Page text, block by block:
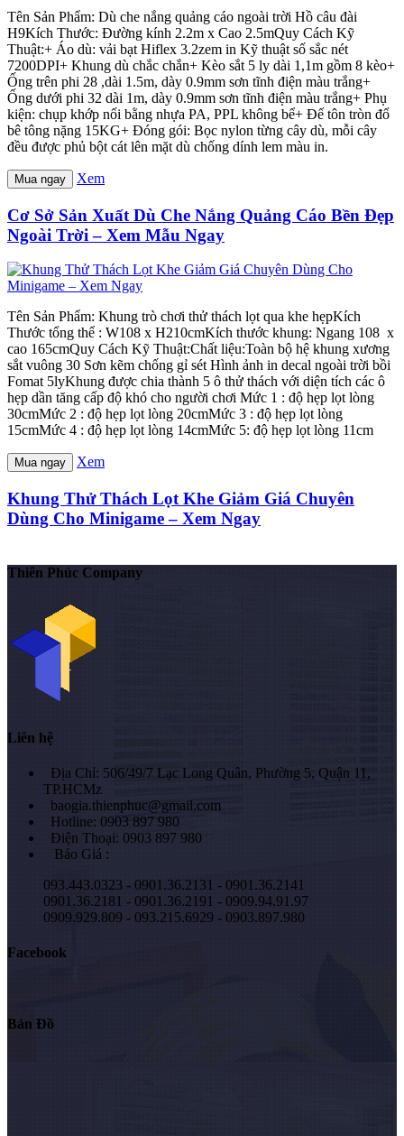
Tên Sản Phẩm: Dù che nắng quảng cáo ngoài trời Hồ câu đài
H9Kích Thước: Đường kính 2.2m x Cao 2.5mQuy Cách Kỹ
Thuật:+ Áo dù: vải bạt Hiflex 3.2zem in Kỹ thuật số sắc nét
7200DPI+ Khung dù chắc chắn+ Kèo sắt 5 ly dài 1,1m gồm 8 kèo+
Ống trên phi 28 ,dài 1.5m, dày 0.9mm sơn tĩnh điện màu trắng+
Ống dưới phi 32 dài 1m, dày 0.9mm sơn tĩnh điện màu trắng+ Phụ
kiện: chụp khớp nối bằng nhựa PA, PPL không bể+ Đế tôn tròn đổ
bê tông nặng 15KG+ Đóng gói: Bọc nylon từng cây dù, mỗi cây
đều được phủ bột cát lên mặt dù chống dính lem màu in.
Mua ngay Xem
Cơ Sở Sản Xuất Dù Che Nắng Quảng Cáo Bền Đẹp
Ngoài Trời – Xem Mẫu Ngay
Tên Sản Phẩm: Khung trò chơi thử thách lọt qua khe hẹpKích
Thước tổng thể : W108 x H210cmKích thước khung: Ngang 108 x
cao 165cmQuy Cách Kỹ Thuật:Chất liệu:Toàn bộ hệ khung xương
sắt vuông 30 Sơn kẽm chống gỉ sét Hình ảnh in decal ngoài trời bồi
Fomat 5lyKhung được chia thành 5 ô thử thách với diện tích các ô
hẹp dần tăng cấp độ khó cho người chơi Mức 1 : độ hẹp lọt lòng
30cmMức 2 : độ hẹp lọt lòng 20cmMức 3 : độ hẹp lọt lòng
15cmMức 4 : độ hẹp lọt lòng 14cmMức 5: độ hẹp lọt lòng 11cm
Mua ngay Xem
Khung Thử Thách Lọt Khe Giảm Giá Chuyên
Dùng Cho Minigame – Xem Ngay
Thiên Phúc Company
Liên hệ
Địa Chỉ: 506/49/7 Lạc Long Quân, Phường 5, Quận 11,
TP.HCMz
baogia.thienphuc@gmail.com
Hotline: 0903 897 980
Điện Thoại: 0903 897 980
Báo Giá :
093.443.0323 - 0901.36.2131 - 0901.36.2141
0901.36.2181 - 0901.36.2191 - 0909.94.91.97
0909.929.809 - 093.215.6929 - 0903.897.980
Facebook
Bản Đồ